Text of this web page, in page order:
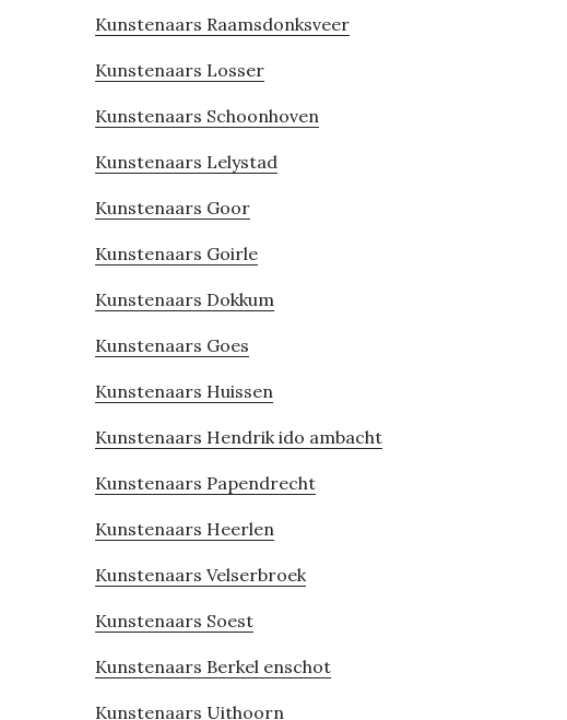
Kunstenaars Raamsdonksveer
Kunstenaars Losser
Kunstenaars Schoonhoven
Kunstenaars Lelystad
Kunstenaars Goor
Kunstenaars Goirle
Kunstenaars Dokkum
Kunstenaars Goes
Kunstenaars Huissen
Kunstenaars Hendrik ido ambacht
Kunstenaars Papendrecht
Kunstenaars Heerlen
Kunstenaars Velserbroek
Kunstenaars Soest
Kunstenaars Berkel enschot
Kunstenaars Uithoorn